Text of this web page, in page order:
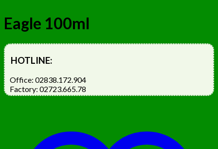
Eagle 100ml
HOTLINE:
Office: 02838.172.904
Factory: 02723.665.78